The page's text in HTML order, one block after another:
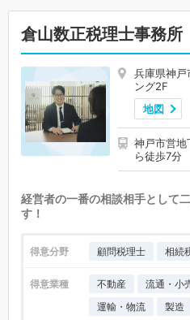
倉山数正税理士事務所
兵庫県神
ング2F
地図
神戸市営地
ら徒歩7分
経営者の一番の相談相手として
す！
得意分野 顧問税理士 相続
得意業種 不動産 流通・小
運輸・物流
製造